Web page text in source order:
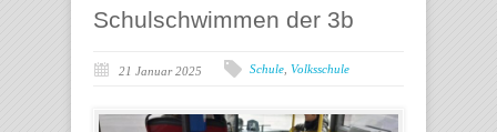
Schulschwimmen der 3b
21 Januar 2025 Schule Volksschule